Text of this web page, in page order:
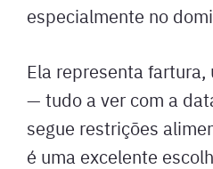
especialmente no
Ela representa
— tudo a ver com a
segue restrições
é uma excelente